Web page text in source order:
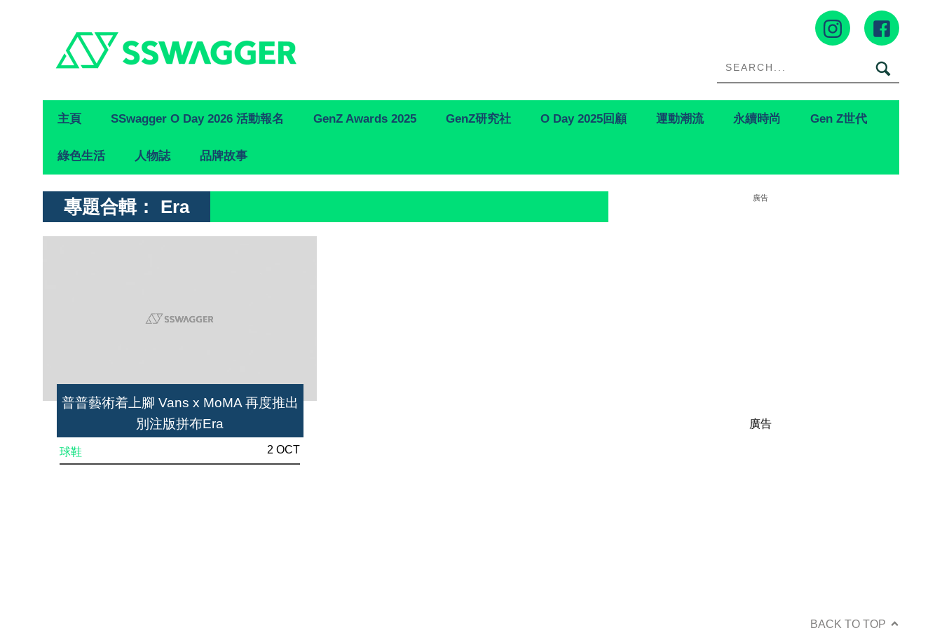
Primary
Navigation
主頁 SSwagger O Day 2026 活動報名 GenZ Awards 2025 GenZ研究社 O Day 2025回顧 運動潮流 永續時尚 Gen Z世代
綠色生活 人物誌 品牌故事
專題合輯： Era
普普藝術着上腳 Vans x MoMA 再度推出
別注版拼布Era
球鞋 2 OCT
廣告
廣告
BACK TO TOP